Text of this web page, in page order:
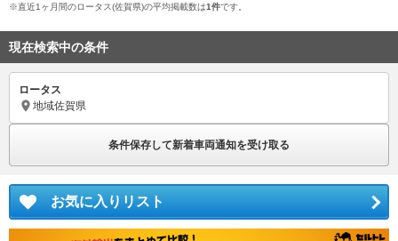
※直近1ヶ月間のロータス(佐賀県)の平均掲載数は1件です。
現在検索中の条件
ロータス
地域佐賀県
条件保存して新着車両通知を受け取る
お気に入りリスト